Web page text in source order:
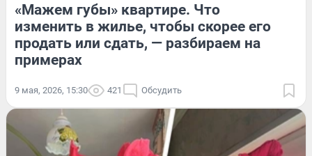
«Мажем губы» квартире. Что
изменить в жилье, чтобы скорее его
продать или сдать, — разбираем на
примерах
9 мая, 2026, 15:30 421 Обсудить